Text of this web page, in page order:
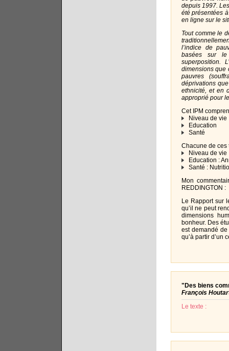
depuis 1997.
été présentées
en ligne sur le
Tout comme le
l’indice de
basées sur le
superposition.
dimensions que
pauvres
déprivations
ethnicité, et en
approprié pour
Cet IPM
Niveau de vie
Education
Santé
Chacune de ces
Niveau de vie
Education :
Santé :
Mon
REDDINGTON :
Le Rapport sur
qu’il ne peut
dimensions
bonheur. Des
est demandé
qu’à partir d’un
"Des biens
François
Le texte :